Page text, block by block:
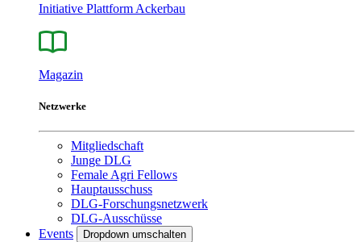
Initiative Plattform Ackerbau
Magazin
Netzwerke
Mitgliedschaft
Junge DLG
Female Agri Fellows
Hauptausschuss
DLG-Forschungsnetzwerk
DLG-Ausschüsse
Events
Dropdown umschalten